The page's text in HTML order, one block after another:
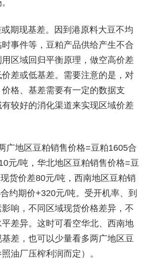
期现基差。因到港原料大豆不均
事件等，豆粕产品供给产生不合
区域回归平衡原理，做空高价差
差或低基差。需要注意的是，对
格、基差需要有一定的数据支
较好的消化渠道来实现区域价差
广地区豆粕销售价格=豆粕1605合
元/吨，华北地区豆粕销售价格=豆
货价差80元/吨，西南地区豆粕销
约期价+320元/吨。受开机率、到
响，不同区域现货价格差异，不
平差异。这时可看空华北、西南地
差，也可以少量看多两广地区豆
油厂压榨利润而定）。